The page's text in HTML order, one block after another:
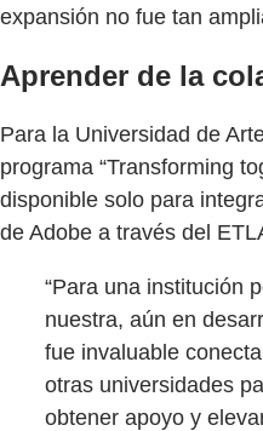
expansión no fue tan
Aprender de la
Para la Universidad de
programa “Transforming
disponible solo para
de Adobe a través del
“Para una institución
nuestra, aún en
fue invaluable
otras universidades
obtener apoyo y